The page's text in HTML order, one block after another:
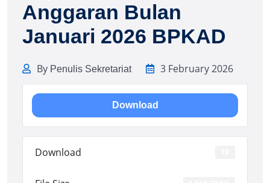
Anggaran Bulan
Januari 2026 BPKAD
By Penulis Sekretariat 3 February 2026
Download
Download